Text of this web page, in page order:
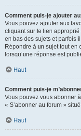
Comment puis-je ajouter
Vous pouvez ajouter aux
cliquant sur le lien
en bas des sujets et parfois
Répondre à un sujet tout en
lorsqu’une réponse est
Haut
Comment puis-je
Vous pouvez vous abonner
« S’abonner au forum »
Haut